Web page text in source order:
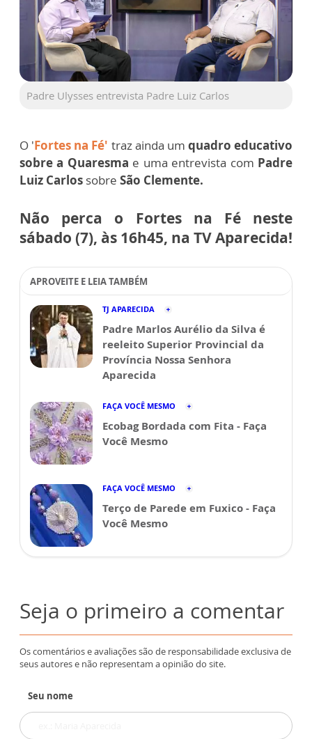
Padre Ulysses entrevista Padre Luiz Carlos
O 'Fortes na Fé' traz ainda um quadro educativo
sobre a Quaresma e uma entrevista com Padre
Luiz Carlos sobre São Clemente.
Não perca o Fortes na Fé neste
sábado (7), às 16h45, na TV Aparecida!
APROVEITE E LEIA TAMBÉM
TJ APARECIDA
Padre Marlos Aurélio da Silva é
reeleito Superior Provincial da
Província Nossa Senhora
Aparecida
FAÇA VOCÊ MESMO
Ecobag Bordada com Fita - Faça
Você Mesmo
FAÇA VOCÊ MESMO
Terço de Parede em Fuxico - Faça
Você Mesmo
Seja o primeiro a comentar
Os comentários e avaliações são de responsabilidade exclusiva de
seus autores e não representam a opinião do site.
Seu nome